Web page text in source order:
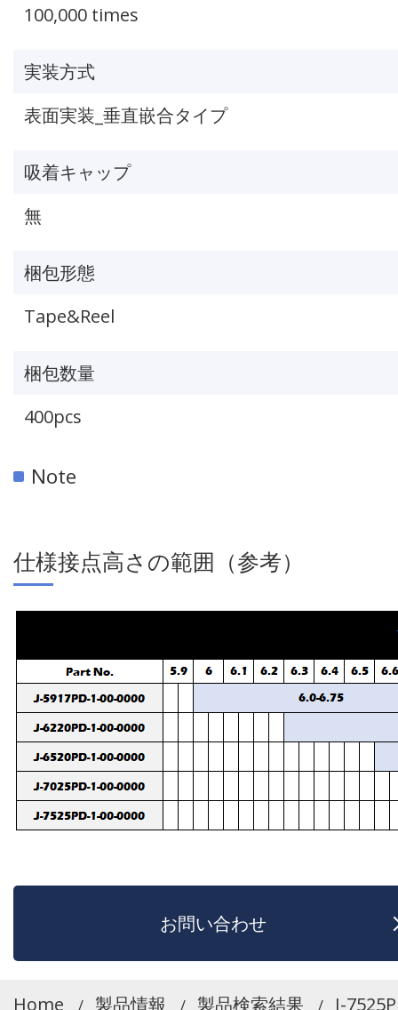
Home 製品情報 製品検索結果 J-
100,000 times
実装方式
表面実装_垂直嵌合タイプ
吸着キャップ
無
梱包形態
Tape&Reel
梱包数量
400pcs
Note
仕様接点高さの範囲（参考）
お問い合わせ